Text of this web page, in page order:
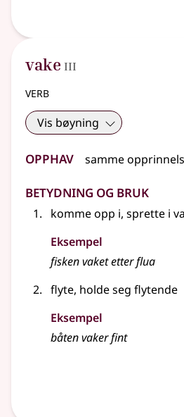
vake 3
III
verb
Vis bøyning
Opphav samme
Betydning og bruk
komme opp i, sprette i
Eksempel
fiskenvaketetter flua
flyte, holde seg flytende
Eksempel
båtenvakerfint